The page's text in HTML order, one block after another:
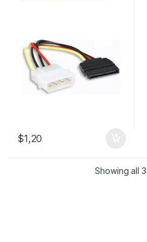
$1,20
Showing all